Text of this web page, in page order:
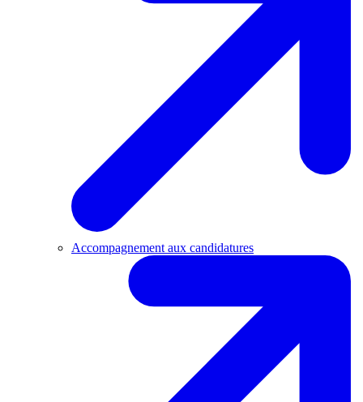
Accompagnement aux candidatures